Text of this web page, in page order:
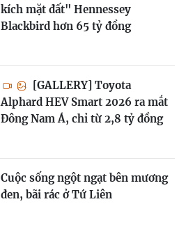
kích mặt đất" Hennessey
Blackbird hơn 65 tỷ đồng
[GALLERY] Toyota
Alphard HEV Smart 2026 ra mắt
Đông Nam Á, chỉ từ 2,8 tỷ đồng
Cuộc sống ngột ngạt bên mương
đen, bãi rác ở Tứ Liên